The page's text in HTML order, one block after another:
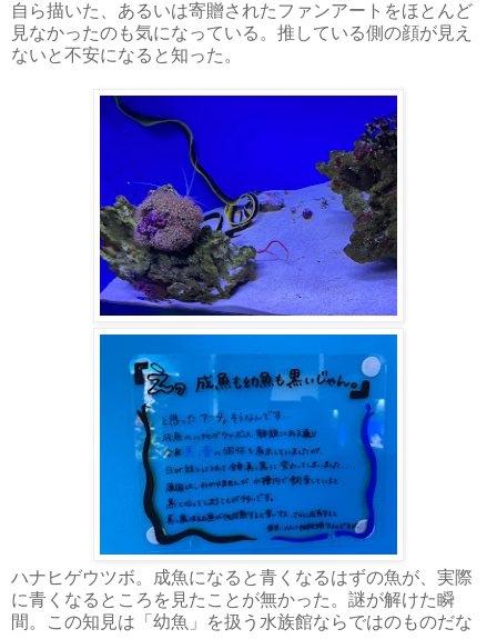
自ら描いた、あるいは寄贈されたファンアートをほとんど
見なかったのも気になっている。推している側の顔が見え
ないと不安になると知った。
ハナヒゲウツボ。成魚になると青くなるはずの魚が、実際
に青くなるところを見たことが無かった。謎が解けた瞬
間。この知見は「幼魚」を扱う水族館ならではのものだな